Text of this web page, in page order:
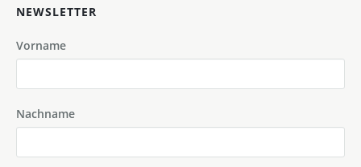
NEWSLETTER
Vorname
Nachname